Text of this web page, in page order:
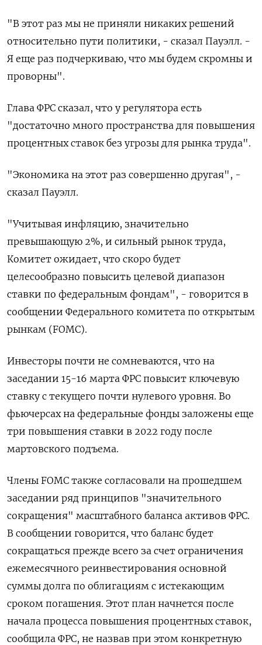
"В этот раз мы не приняли никаких решений
относительно пути политики, - сказал Пауэлл. -
Я еще раз подчеркиваю, что мы будем скромны и
проворны".
Глава ФРС сказал, что у регулятора есть
"достаточно много пространства для повышения
процентных ставок без угрозы для рынка труда".
"Экономика на этот раз совершенно другая", -
сказал Пауэлл.
"Учитывая инфляцию, значительно
превышающую 2%, и сильный рынок труда,
Комитет ожидает, что скоро будет
целесообразно повысить целевой диапазон
ставки по федеральным фондам", - говорится в
сообщении Федерального комитета по открытым
рынкам (FOMC).
Инвесторы почти не сомневаются, что на
заседании 15-16 марта ФРС повысит ключевую
ставку с текущего почти нулевого уровня. Во
фьючерсах на федеральные фонды заложены еще
три повышения ставки в 2022 году после
мартовского подъема.
Члены FOMC также согласовали на прошедшем
заседании ряд принципов "значительного
сокращения" масштабного баланса активов ФРС.
В сообщении говорится, что баланс будет
сокращаться прежде всего за счет ограничения
ежемесячного реинвестирования основной
суммы долга по облигациям с истекающим
сроком погашения. Этот план начнется после
начала процесса повышения процентных ставок,
сообщила ФРС, не назвав при этом конкретную